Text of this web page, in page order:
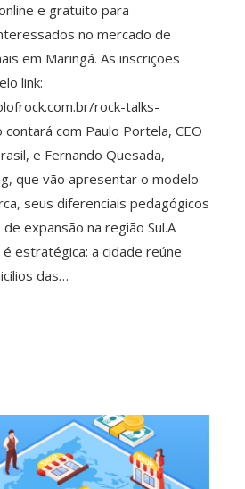
e gratuito para
no mercado de
em Maringá. As inscrições
link:
rock-talks-
com Paulo Portela, CEO
e Fernando Quesada,
que vão apresentar o modelo
seus diferenciais pedagógicos
expansão na região Sul.A
estratégica: a cidade reúne
das…